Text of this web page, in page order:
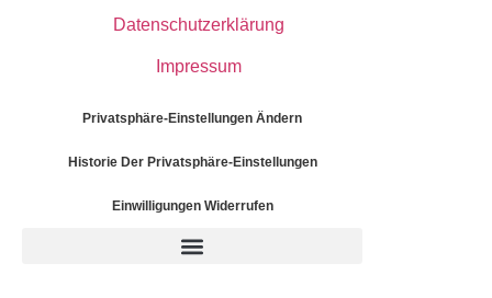
Datenschutzerklärung
Impressum
Privatsphäre-Einstellungen Ändern
Historie Der Privatsphäre-Einstellungen
Einwilligungen Widerrufen